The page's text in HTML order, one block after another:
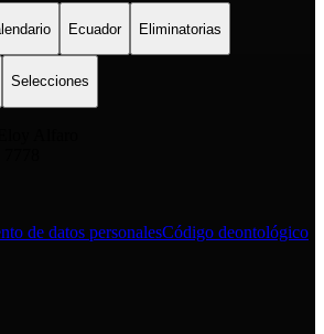
Ecuador Eliminatorias
Selecciones
de datos personalesCódigo deontológico